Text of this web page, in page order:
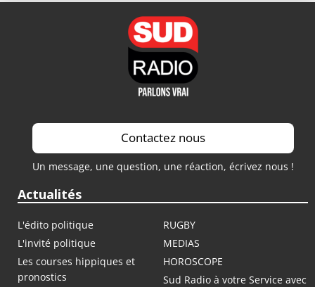
Contactez nous
Un message, une question, une réaction, écrivez nous !
Actualités
L'édito politique
RUGBY
L'invité politique
MEDIAS
Les courses hippiques et
pronostics
HOROSCOPE
Sud Radio à votre Service avec